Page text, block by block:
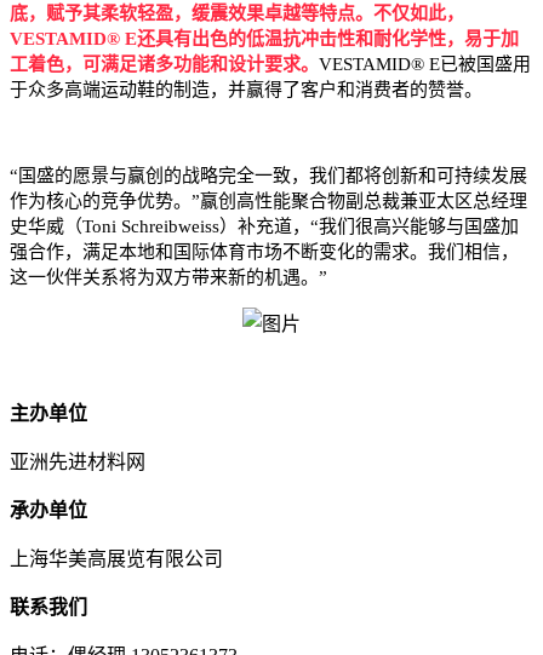
底，赋予其柔软轻盈，缓震效果卓越等特点。不仅如此，
VESTAMID® E还具有出色的低温抗冲击性和耐化学性，易于加
工着色，可满足诸多功能和设计要求。 VESTAMID® E已被国盛用
于众多高端运动鞋的制造，并赢得了客户和消费者的赞誉。
“国盛的愿景与赢创的战略完全一致，我们都将创新和可持续发展
作为核心的竞争优势。”赢创高性能聚合物副总裁兼亚太区总经理
史华威（Toni Schreibweiss）补充道，“我们很高兴能够与国盛加
强合作，满足本地和国际体育市场不断变化的需求。我们相信，
这一伙伴关系将为双方带来新的机遇。”
主办单位
亚洲先进材料网
承办单位
上海华美高展览有限公司
联系我们